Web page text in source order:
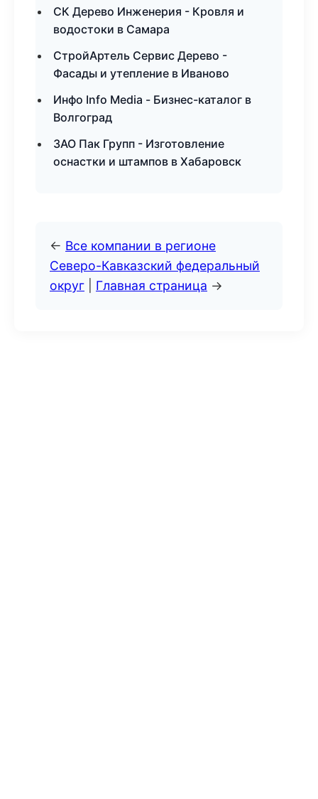
СК Дерево Инженерия - Кровля и
водостоки в Самара
СтройАртель Сервис Дерево -
Фасады и утепление в Иваново
Инфо Info Media - Бизнес-каталог в
Волгоград
ЗАО Пак Групп - Изготовление
оснастки и штампов в Хабаровск
← Все компании в регионе
Северо-Кавказский федеральный
округ
Главная страница →